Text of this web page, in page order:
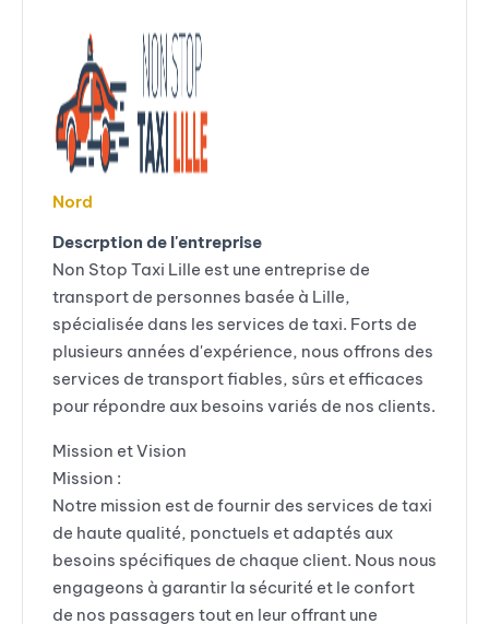
Nord
Descrption de l'entreprise
Non Stop Taxi Lille est une entreprise de
transport de personnes basée à Lille,
spécialisée dans les services de taxi. Forts de
plusieurs années d'expérience, nous offrons des
services de transport fiables, sûrs et efficaces
pour répondre aux besoins variés de nos clients.
Mission et Vision
Mission :
Notre mission est de fournir des services de taxi
de haute qualité, ponctuels et adaptés aux
besoins spécifiques de chaque client. Nous nous
engageons à garantir la sécurité et le confort
de nos passagers tout en leur offrant une